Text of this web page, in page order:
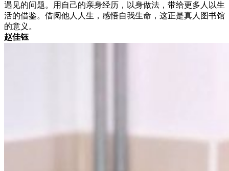
遇见的问题。用自己的亲身经历，以身做法，带给更多人以生
活的借鉴。借阅他人人生，感悟自我生命，这正是真人图书馆
的意义。
赵佳钰